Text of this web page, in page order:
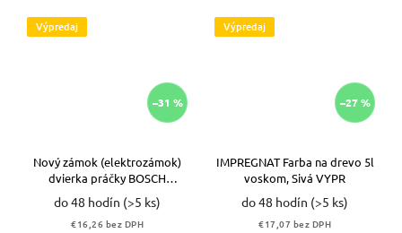
Výpredaj
–31 %
Nový zámok (elektrozámok)
dvierka práčky BOSCH
AVANTIXX 7, AVANTIXX 8
VYPR
do 48 hodín (>5 ks)
€16,26 bez DPH
Výpredaj
–27 %
IMPREGNAT Farba na drevo 5l
voskom, Sivá VYPR
do 48 hodín (>5 ks)
€17,07 bez DPH